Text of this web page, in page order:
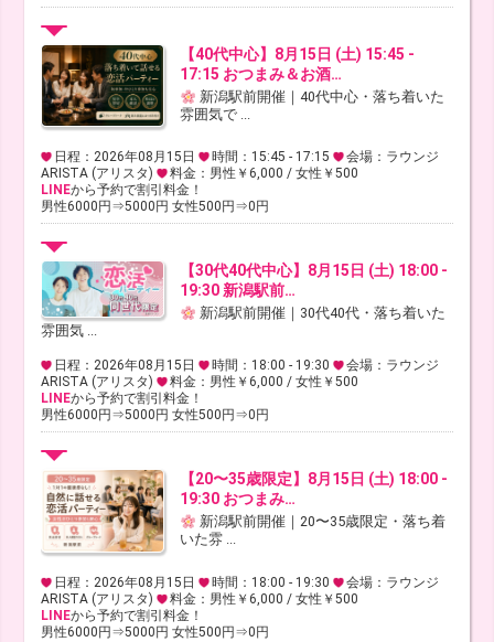
【40代中心】8月15日 (土) 15:45 -
17:15 おつまみ＆お酒…
新潟駅前開催｜40代中心・落ち着いた
雰囲気で ...
日程：2026年08月15日 時間：15:45 - 17:15
会場：ラウンジ
ARISTA (アリスタ)
料金：男性￥6,000 / 女性￥500
LINEから予約で割引料金！
男性6000円⇒5000円 女性500円⇒0円
【30代40代中心】8月15日 (土) 18:00 -
19:30 新潟駅前…
新潟駅前開催｜30代40代・落ち着いた
雰囲気 ...
日程：2026年08月15日 時間：18:00 - 19:30
会場：ラウンジ
ARISTA (アリスタ)
料金：男性￥6,000 / 女性￥500
LINEから予約で割引料金！
男性6000円⇒5000円 女性500円⇒0円
【20〜35歳限定】8月15日 (土) 18:00 -
19:30 おつまみ…
新潟駅前開催｜20〜35歳限定・落ち着
いた雰 ...
日程：2026年08月15日 時間：18:00 - 19:30
会場：ラウンジ
ARISTA (アリスタ)
料金：男性￥6,000 / 女性￥500
LINEから予約で割引料金！
男性6000円⇒5000円 女性500円⇒0円